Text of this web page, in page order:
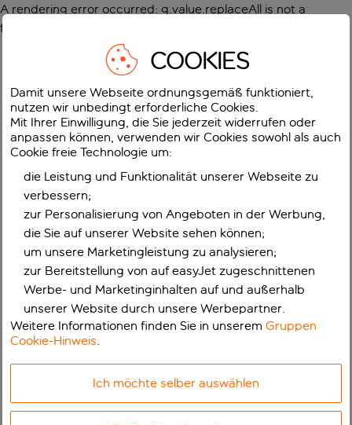
A rendering error occurred: g.value.replaceAll is not a
function
COOKIES
Damit unsere Webseite ordnungsgemäß funktioniert,
nutzen wir unbedingt erforderliche Cookies.
Mit Ihrer Einwilligung, die Sie jederzeit widerrufen oder
anpassen können, verwenden wir Cookies sowohl als auch
Cookie freie Technologie um:
die Leistung und Funktionalität unserer Webseite zu
verbessern;
zur Personalisierung von Angeboten in der Werbung,
die Sie auf unserer Website sehen können;
um unsere Marketingleistung zu analysieren;
zur Bereitstellung von auf easyJet zugeschnittenen
Werbe- und Marketinginhalten auf und außerhalb
unserer Website durch unsere Werbepartner.
Weitere Informationen finden Sie in unseremGruppen
Cookie-Hinweis.
Ich möchte selber auswählen